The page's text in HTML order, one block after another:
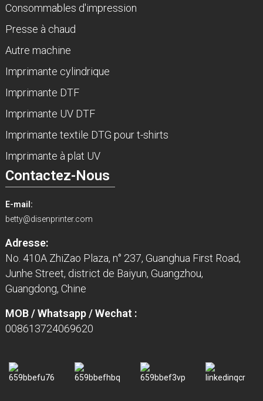
Consommables d'impression
Presse à chaud
Autre machine
Imprimante cylindrique
Imprimante DTF
Imprimante UV DTF
Imprimante textile DTG pour t-shirts
Imprimante à plat UV
Contactez-Nous
E-mail:
betty@disenprinter.com
Adresse:
No. 410A ZhiZao Plaza, n° 237, Guanghua First Road,
Junhe Street, district de Baiyun, Guangzhou,
Guangdong, Chine
MOB / Whatsapp / Wechat :
008613724069620